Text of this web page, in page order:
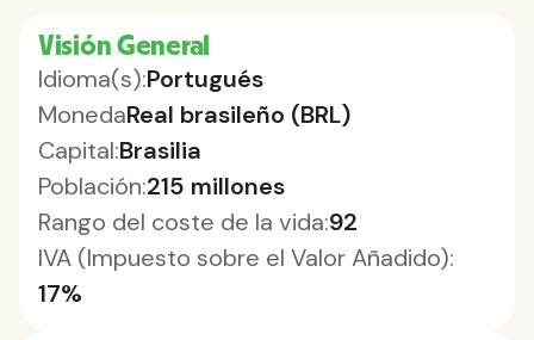
Visión General
Idioma(s):Portugués
MonedaReal brasileño (BRL)
Capital:Brasilia
Población:215 millones
Rango del coste de la vida:92
IVA (Impuesto sobre el Valor Añadido):
17%